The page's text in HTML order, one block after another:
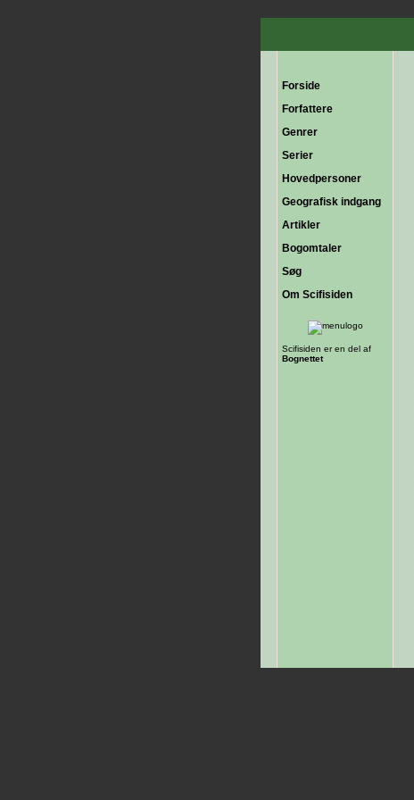
Forside
Forfattere
Genrer
Serier
Hovedpersoner
Geografisk indgang
Artikler
Bogomtaler
Søg
Om Scifisiden
Scifisiden er en del af
Bognettet